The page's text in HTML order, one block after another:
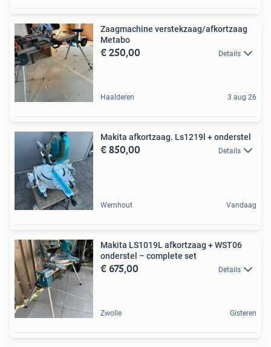
Zaagmachine verstekzaag/afkortzaag
Metabo
€ 250,00 Details
Haalderen 3 aug 26
Makita afkortzaag. Ls1219l + onderstel
€ 850,00 Details
Wernhout Vandaag
Makita LS1019L afkortzaag + WST06
onderstel – complete set
€ 675,00 Details
Zwolle Gisteren